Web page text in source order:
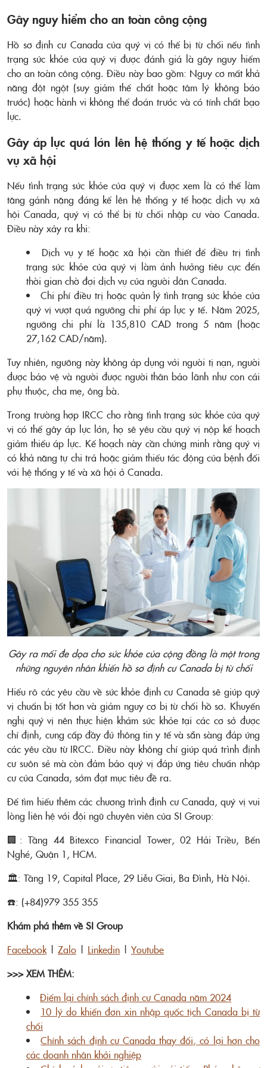
Gây nguy hiểm cho an toàn công cộng
Hồ sơ định cư Canada của quý vị có thể bị từ chối nếu tình
trạng sức khỏe của quý vị được đánh giá là gây nguy hiểm
cho an toàn công cộng. Điều này bao gồm: Nguy cơ mất khả
năng đột ngột (suy giảm thể chất hoặc tâm lý không báo
trước) hoặc hành vi không thể đoán trước và có tính chất bạo
lực.
Gây áp lực quá lớn lên hệ thống y tế hoặc dịch
vụ xã hội
Nếu tình trạng sức khỏe của quý vị được xem là có thể làm
tăng gánh nặng đáng kể lên hệ thống y tế hoặc dịch vụ xã
hội Canada, quý vị có thể bị từ chối nhập cư vào Canada.
Điều này xảy ra khi:
Dịch vụ y tế hoặc xã hội cần thiết để điều trị tình
trạng sức khỏe của quý vị làm ảnh hưởng tiêu cực đến
thời gian chờ đợi dịch vụ của người dân Canada.
Chi phí điều trị hoặc quản lý tình trạng sức khỏe của
quý vị vượt quá ngưỡng chi phí áp lực y tế. Năm 2025,
ngưỡng chi phí là 135,810 CAD trong 5 năm (hoặc
27,162 CAD/năm).
Tuy nhiên, ngưỡng này không áp dụng với người tị nạn, người
được bảo vệ và người được người thân bảo lãnh như con cái
phụ thuộc, cha mẹ, ông bà.
Trong trường hợp IRCC cho rằng tình trạng sức khỏe của quý
vị có thể gây áp lực lớn, họ sẽ yêu cầu quý vị nộp kế hoạch
giảm thiểu áp lực. Kế hoạch này cần chứng minh rằng quý vị
có khả năng tự chi trả hoặc giảm thiểu tác động của bệnh đối
với hệ thống y tế và xã hội ở Canada.
Gây ra mối đe dọa cho sức khỏe của cộng đồng là một trong
những nguyên nhân khiến hồ sơ định cư Canada bị từ chối
Hiểu rõ các yêu cầu về sức khỏe định cư Canada sẽ giúp quý
vị chuẩn bị tốt hơn và giảm nguy cơ bị từ chối hồ sơ. Khuyến
nghị quý vị nên thực hiện khám sức khỏe tại các cơ sở được
chỉ định, cung cấp đầy đủ thông tin y tế và sẵn sàng đáp ứng
các yêu cầu từ IRCC. Điều này không chỉ giúp quá trình định
cư suôn sẻ mà còn đảm bảo quý vị đáp ứng tiêu chuẩn nhập
cư của Canada, sớm đạt mục tiêu đề ra.
Để tìm hiểu thêm các chương trình định cư Canada, quý vị vui
lòng liên hệ với đội ngũ chuyên viên của SI Group:
🏢: Tầng 44 Bitexco Financial Tower, 02 Hải Triều, Bến
Nghé, Quận 1, HCM.
🏛️: Tầng 19, Capital Place, 29 Liễu Giai, Ba Đình, Hà Nội.
☎️: (+84)979 355 355
Khám phá thêm về SI Group
Facebook | Zalo | Linkedin | Youtube
>>> XEM THÊM:
Điểm lại chính sách định cư Canada năm 2024
10 lý do khiến đơn xin nhập quốc tịch Canada bị từ
chối
Chính sách định cư Canada thay đổi, có lợi hơn cho
các doanh nhân khởi nghiệp